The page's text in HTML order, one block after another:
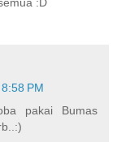
PM
pakai Bumas